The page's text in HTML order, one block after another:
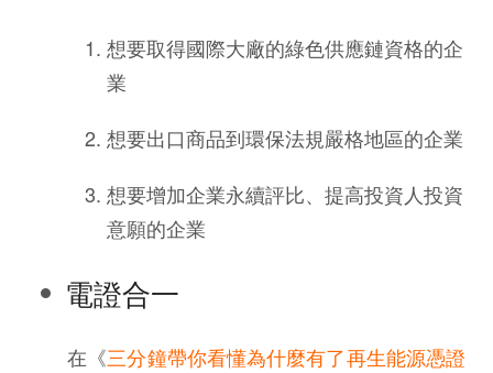
想要取得國際大廠的綠色供應鏈資格的企
業
想要出口商品到環保法規嚴格地區的企業
想要增加企業永續評比、提高投資人投資
意願的企業
電證合一
在《三分鐘帶你看懂為什麼有了再生能源憑證